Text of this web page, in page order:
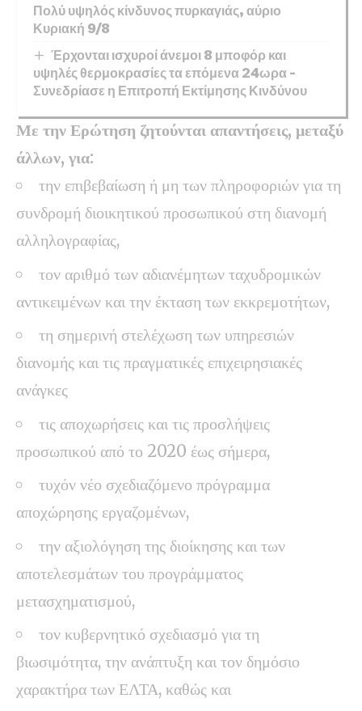
Πολύ υψηλός κίνδυνος πυρκαγιάς, αύριο
Κυριακή 9/8
Έρχονται ισχυροί άνεμοι 8 μποφόρ και
υψηλές θερμοκρασίες τα επόμενα 24ωρα –
Συνεδρίασε η Επιτροπή Εκτίμησης Κινδύνου
Με την Ερώτηση ζητούνται απαντήσεις, μεταξύ
άλλων, για:
την επιβεβαίωση ή μη των πληροφοριών για τη
συνδρομή διοικητικού προσωπικού στη διανομή
αλληλογραφίας,
τον αριθμό των αδιανέμητων ταχυδρομικών
αντικειμένων και την έκταση των εκκρεμοτήτων,
τη σημερινή στελέχωση των υπηρεσιών
διανομής και τις πραγματικές επιχειρησιακές
ανάγκες
τις αποχωρήσεις και τις προσλήψεις
προσωπικού από το 2020 έως σήμερα,
τυχόν νέο σχεδιαζόμενο πρόγραμμα
αποχώρησης εργαζομένων,
την αξιολόγηση της διοίκησης και των
αποτελεσμάτων του προγράμματος
μετασχηματισμού,
τον κυβερνητικό σχεδιασμό για τη
βιωσιμότητα, την ανάπτυξη και τον δημόσιο
χαρακτήρα των ΕΛΤΑ, καθώς και